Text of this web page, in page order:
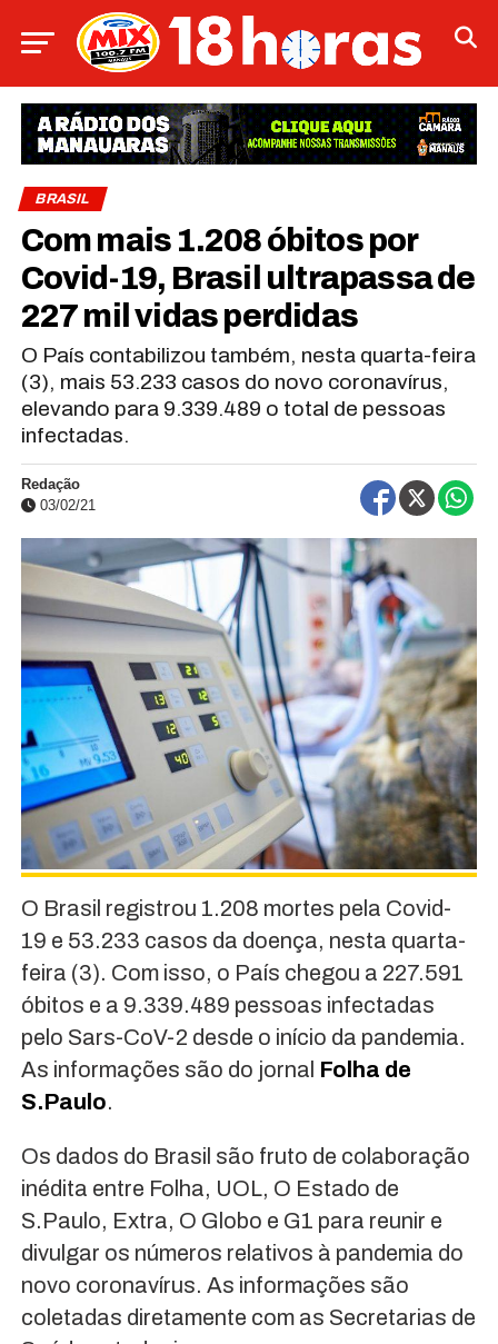
BRASIL
Com mais 1.208 óbitos por
Covid-19, Brasil ultrapassa de
227 mil vidas perdidas
O País contabilizou também, nesta quarta-feira
(3), mais 53.233 casos do novo coronavírus,
elevando para 9.339.489 o total de pessoas
infectadas.
Redação
03/02/21
O Brasil registrou 1.208 mortes pela Covid-
19 e 53.233 casos da doença, nesta quarta-
feira (3). Com isso, o País chegou a 227.591
óbitos e a 9.339.489 pessoas infectadas
pelo Sars-CoV-2 desde o início da pandemia.
As informações são do jornal Folha de
S.Paulo.
Os dados do Brasil são fruto de colaboração
inédita entre Folha, UOL, O Estado de
S.Paulo, Extra, O Globo e G1 para reunir e
divulgar os números relativos à pandemia do
novo coronavírus. As informações são
coletadas diretamente com as Secretarias de